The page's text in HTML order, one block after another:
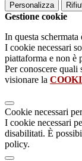
Personalizza
Gestione cookie
In questa
I cookie necessari
piattaforma e non è
Per conoscere quali
visionare la
Cookie necessari
I cookie necessari
disabilitati. È
policy.